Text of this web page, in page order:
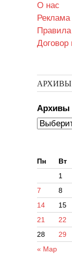
О нас
Договор
АРХИВЫ
Архивы
Пн
Вт
« Мар
1
7
8
14
15
21
22
28
29